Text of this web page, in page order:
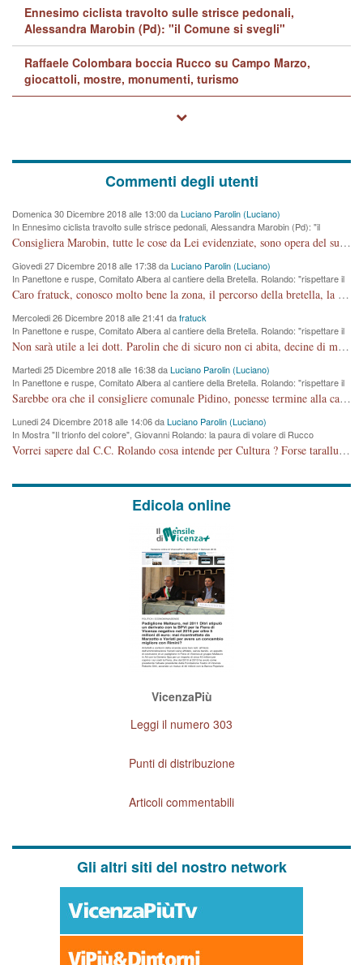
Ennesimo ciclista travolto sulle strisce pedonali,
Alessandra Marobin (Pd): "il Comune si svegli"
Raffaele Colombara boccia Rucco su Campo Marzo,
giocattoli, mostre, monumenti, turismo
Commenti degli utenti
Domenica 30 Dicembre 2018 alle 13:00 daLuciano Parolin (Luciano)
In Ennesimo ciclista travolto sulle strisce pedonali, Alessandra Marobin (Pd): "il
Comune si svegli"
Consigliera Marobin, tutte le cose da Lei evidenziate, sono opera del suo ex Assessore e compagno di Partito Antonio Marco Dalla Pozza Assessore alla "progettazione" di piste ciclabili e altre porcherie. A lui manderei il conto da saldare per incidenti e danni alle persone. E' ora che "finiamola." Avete perso rassegnatevi. qui IL SINDACO RUCCO NON C'ENTRA PER NIENTE. CAPITO!!!!!!!! Amen.
Giovedi 27 Dicembre 2018 alle 17:38 daLuciano Parolin (Luciano)
In Panettone e ruspe, Comitato Albera al cantiere della Bretella. Rolando: "rispettare il
cronoprogramma"
Caro fratuck, conosco molto bene la zona, il percorso della bretella, la situazione dei cittadini, abito in Viale Trento. A partire dal 2003 ho partecipato al Comitato di Maddalene pro bretella, e a riunioni propositive per apportare modifiche al progetto. Numerose mie foto del territorio sono arrivate a Roma, altri miei interventi (non graditi dalla Sx) sono stati pubblicati dal GdV, assieme ad altri come Ciro Asproso, ora favorevole alla bretella. Ho partecipato alla raccolta firme per la chiusura della strada x 5 giorni eseguita dal Sindaco Hullwech per sforamento 180 Micro/g. Pertanto come impegno per la tematica sono apposto con la coscienza. Ora il Progetto è partito, fine! Voglio dire che la nuova Giunta "comunale" non c'entra più. L'opera sarà "malauguratamente" eseguita, ma non con il mio placet. Il Consigliere Comunale dovrebbe capire che la campagna elettorale è finita, con buona pace di tutti. Quello che invece dovrebbe interessare è la proprietà della strada, dall'uscita autostradale Ovest, sino alla Rotatoria dell'Albara, vi sono tre possessori: Autostrade SpA; La Provincia, il Comune. Come la mettiamo per il futuro ? I costi, da 50 sono saliti a 100 milioni di € come dire 20 milioni a KM (!) da non credere. Comunque si farà. Ma nessuno canti Vittoria, anzi meglio non farne un ulteriore fatto "partitico" per questioni elettorali o di seggio. Se mi manda la sua mail, sono disponibile ad inviare i documenti e le foto sopra descritte. Con ossequi, Luciano Parolin
Mercoledi 26 Dicembre 2018 alle 21:41 dafratuck
In Panettone e ruspe, Comitato Albera al cantiere della Bretella. Rolando: "rispettare il
cronoprogramma"
Non sarà utile a lei dott. Parolin che di sicuro non ci abita, decine di migliaia di TIR, automobili e padroncini che passano quotidianamente per una strada appena rotabile, non è più possibile stendere i panni, attraversare la strada senza rischiare la morte, le case stanno crepando, i tempi sono cambiati e la bretella non passerà assolutamente per maddalene (ma cosa sta a dire?!), dia invece responsabilità a chi ha costruito tagliando la strada che doveva invece terminare a isola vicentina e non al moracchino lasciando Motta di Costabissara ancora in panne di traffico. I tempi sono cambiati dottore e se l'anagrafe della vita stagna nell'essere umano impressioni conservatrici, la società non le considera perchè va avanti, si industrializza e ha bisogno di infrastrutture e di sviluppo. Ultima considerazione, se è geloso di Rolando perchè vede in lui solo campagne politiche mentre si difendono i SOLI diritti dei cittadini, la preghiamo faccia considerazioni più appropriate. Saluti e complimenti per i suoi scritti.
Martedi 25 Dicembre 2018 alle 16:38 daLuciano Parolin (Luciano)
In Panettone e ruspe, Comitato Albera al cantiere della Bretella. Rolando: "rispettare il
cronoprogramma"
Sarebbe ora che il consigliere comunale Pidino, ponesse termine alla campagna elettorale nel territorio del suo seggio Villaggio del Sole. La tiraca è iniziata, distruggerà 6 km di prateria ovest della città, ricca di fonti e sorgenti d'acqua. I cittadini di Maddalene non avranno più Pace la notte. Molta colpa per la costruzione di questa Strada è proprio del signor Rolando,dei suoi gazebo mobili e che vuol far passare questa opera VANDALICA come progetto "utile" a chi ? Non è cosa seria sig. Rolando!
Lunedi 24 Dicembre 2018 alle 14:06 daLuciano Parolin (Luciano)
In Mostra "Il trionfo del colore", Giovanni Rolando: la paura di volare di Rucco
Vorrei sapere dal C.C. Rolando cosa intende per Cultura ? Forse tarallucci, vino e sagre, o spaghetti tricolori del PD ? Il continuo (s)parlare della mostra a Palazzo Chiericati caro consigliere DANNEGGIA FORTEMENTE l'immagine della città TUTTA e fa deviare i consensi che in RUSSIA (badi bene ex U.R.S.S.) sono ECCELLENTI. A livello artistico l'evento è di alta Valenza culturale, COMPITO di Tutta la Cittadinanza fare il possibile per propagandare l'iniziativa senza farne UN CASO PARTITICO come fa Lei da sempre. Meno Gazebo + Partecipazione! E così sia. Amen.
Edicola online
VicenzaPiù
Leggi il numero 303
Punti di distribuzione
Articoli commentabili
Gli altri siti del nostro network